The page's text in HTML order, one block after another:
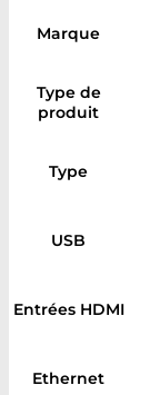
Marque
Type de
produit
Type
USB
Entrées HDMI
Ethernet